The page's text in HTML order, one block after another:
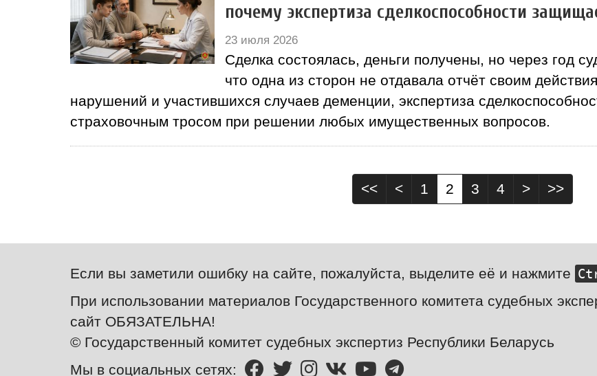
почему экспертиза сделкоспособности
23 июля 2026
Сделка состоялась, деньги получены, но через год
что одна из сторон не отдавала отчёт своим
нарушений и участившихся случаев деменции, экспертиза
страховочным тросом при решении любых имущественных вопросов.
<< < 1 2 3 4 > >>
Если вы заметили ошибку на сайте, пожалуйста, выделите её и нажмите
При использовании материалов Государственного комитета судебных
сайт ОБЯЗАТЕЛЬНА!
© Государственный комитет судебных экспертиз Республики Беларусь
Мы в социальных сетях: